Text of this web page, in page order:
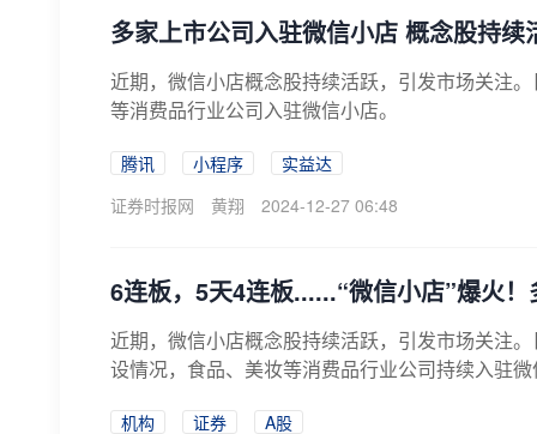
多家上市公司入驻微信小店 概念股持续
近期，微信小店概念股持续活跃，引发市场关注
等消费品行业公司入驻微信小店。
腾讯 小程序
实益达
证券时报网
黄翔 2024-12-27 06:48
6连板，5天4连板......“微信小店”爆火
近期，微信小店概念股持续活跃，引发市场关注
设情况，食品、美妆等消费品行业公司持续入驻
机构 证券
A股